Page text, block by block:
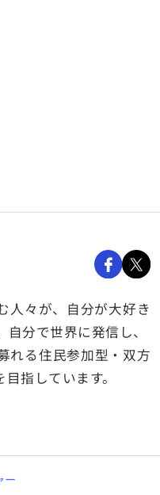
人々が、自分が大好き
分で世界に発信し、
れる住民参加型・双方
指しています。
ー